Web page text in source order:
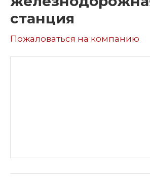
станция
Пожаловаться на компанию